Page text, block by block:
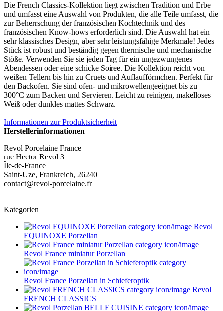
Die French Classics-Kollektion liegt zwischen Tradition und Erbe
und umfasst eine Auswahl von Produkten, die alle Teile umfasst, die
zur Beherrschung der französischen Kochtechnik und des
französischen Know-hows erforderlich sind. Die Auswahl hat ein
sehr klassisches Design, aber sehr leistungsfähige Merkmale! Jedes
Stück ist robust und beständig gegen thermische und mechanische
Stöße. Verwenden Sie sie jeden Tag für ein ungezwungenes
Abendessen oder eine schicke Soiree. Die Kollektion reicht von
weißen Tellern bis hin zu Cruets und Auflaufförmchen. Perfekt für
den Backofen. Sie sind ofen- und mikrowellengeeignet bis zu
300°C zum Backen und Servieren. Leicht zu reinigen, makelloses
Weiß oder dunkles mattes Schwarz.
Informationen zur Produktsicherheit
Herstellerinformationen
Revol Porcelaine France
rue Hector Revol 3
Île-de-France
Saint-Uze, Frankreich, 26240
contact@revol-porcelaine.fr
Kategorien
Revol
EQUINOXE Porzellan
Revol France miniatur Porzellan
Revol France Porzellan in Schieferoptik
Revol
FRENCH CLASSICS